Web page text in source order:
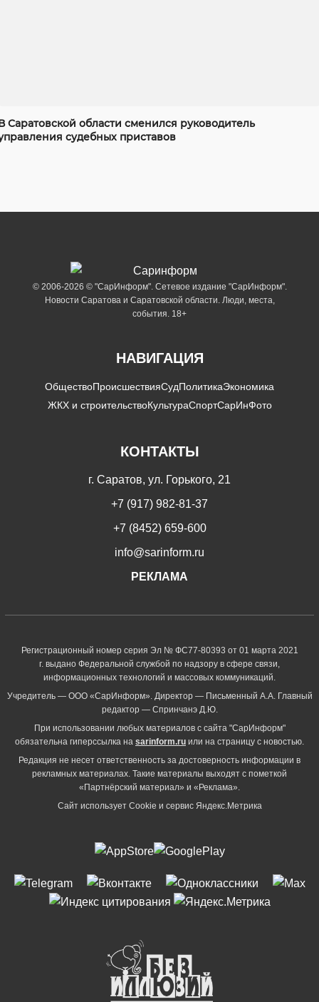
Саратовской области сменился руководитель
судебных приставов
© 2006-2026 © "СарИнформ". Сетевое издание "СарИнформ".
Новости Саратова и Саратовской области. Люди, места,
события. 18+
НАВИГАЦИЯ
ОбществоПроисшествияСудПолитикаЭкономика
ЖКХ и строительствоКультураСпортСарИнФото
КОНТАКТЫ
г. Саратов, ул. Горького, 21
+7 (917) 982-81-37
+7 (8452) 659-600
info@sarinform.ru
РЕКЛАМА
Регистрационный номер серия Эл № ФС77-80393 от 01 марта 2021
г. выдано Федеральной службой по надзору в сфере связи,
информационных технологий и массовых коммуникаций.
Учредитель — ООО «СарИнформ». Директор — Письменный А.А. Главный
редактор — Спринчанэ Д.Ю.
При использовании любых материалов с сайта "СарИнформ"
обязательна гиперссылка на sarinform.ru или на страницу с новостью.
Редакция не несет ответственность за достоверность информации в
рекламных материалах. Такие материалы выходят с пометкой
«Партнёрский материал» и «Реклама».
Сайт использует Cookie и сервиc Яндекс.Метрика